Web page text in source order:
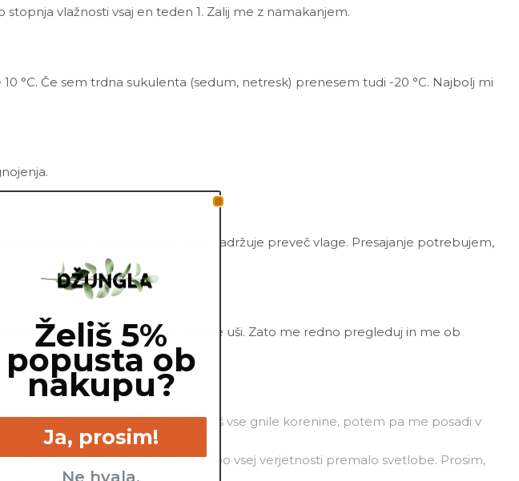
stopnja vlažnosti vsaj en teden 1. Zalij me z namakanjem.
°C. Če sem trdna sukulenta (sedum, netresk) prenesem tudi -20 °C. Najbolj mi
ali perlita. Zato je zračna in ne zadržuje preveč vlage. Presajanje potrebujem,
napadejo kaparji, pršice in volnate uši. Zato me redno pregleduj in me ob
zalil_a. Prosim, da odstraniš vse gnile korenine, potem pa me posadi v
in nisem več tako košata, imam po vsej verjetnosti premalo svetlobe. Prosim,
Želiš 5%
popusta ob
nakupu?
Ja, prosim!